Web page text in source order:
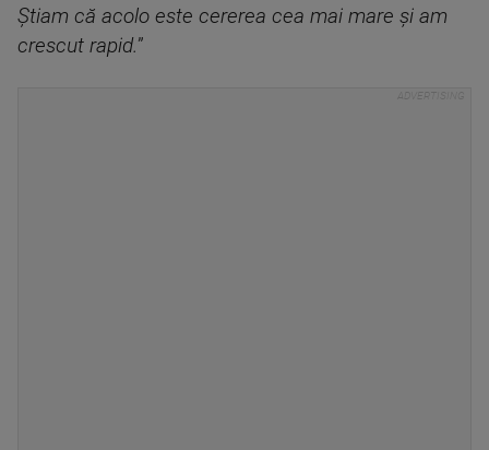
Știam că acolo este cererea cea mai mare și am
crescut rapid.”